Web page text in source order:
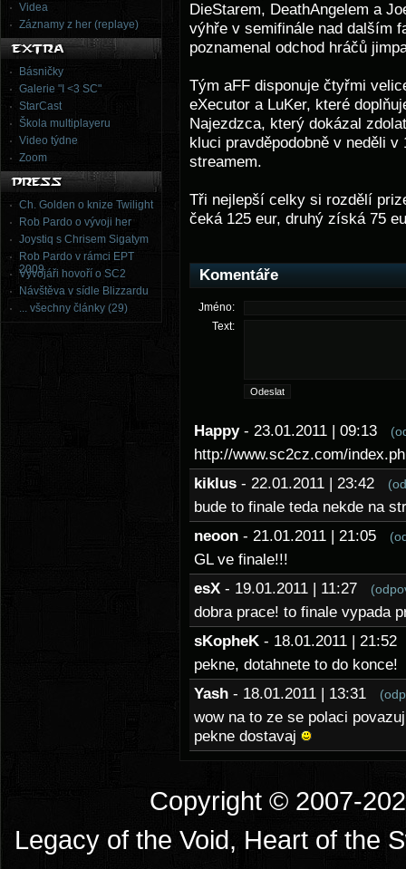
Videa
Záznamy z her (replaye)
Básničky
Galerie "I <3 SC"
StarCast
Škola multiplayeru
Video týdne
Zoom
Ch. Golden o knize Twilight
Rob Pardo o vývoji her
Joystiq s Chrisem Sigatym
Rob Pardo v rámci EPT
2009
Vývojáři hovoří o SC2
Návštěva v sídle Blizzardu
... všechny články (29)
DieStarem, DeathAngelem a
výhře v semifinále nad dalším
poznamenal odchod hráčů
Tým aFF disponuje čtyřmi
eXecutor a LuKer, které
Najezdzca, který dokázal
kluci pravděpodobně v neděli
streamem.
Tři nejlepší celky si rozdělí
čeká 125 eur, druhý získá 75
Komentáře
Jméno:
Text:
Happy - 23.01.2011 | 09:13
http://www.sc2cz.com/
kiklus - 22.01.2011 | 23:42
bude to finale teda nekde na
neoon - 21.01.2011 | 21:05
GL ve finale!!!
esX - 19.01.2011 | 11:27
dobra prace! to finale vypada
sKopheK - 18.01.2011 |
pekne, dotahnete to do konce!
Yash - 18.01.2011 | 13:31
wow na to ze se polaci
pekne dostavaj
Copyright © 2007-
Legacy of the Void, Heart of the